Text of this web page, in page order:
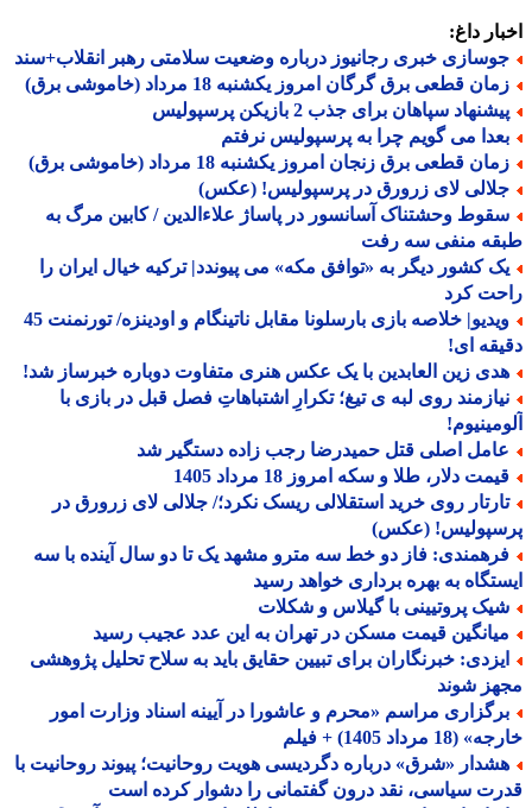
داغ:
خبری رجانیوز درباره وضعیت سلامتی رهبر انقلاب+سند
قطعی برق گرگان امروز یکشنبه 18 مرداد (خاموشی برق)
سپاهان برای جذب 2 بازیکن پرسپولیس
می گویم چرا به پرسپولیس نرفتم
قطعی برق زنجان امروز یکشنبه 18 مرداد (خاموشی برق)
لای زرورق در پرسپولیس! (عکس)
وحشتناک آسانسور در پاساژ علاءالدین / کابین مرگ به
منفی سه رفت
کشور دیگر به «توافق مکه» می پیوندد| ترکیه خیال ایران را
کرد
ویدیو| خلاصه بازی بارسلونا مقابل ناتینگام و اودینزه/ تورنمنت 45
ای!
زین العابدین با یک عکس هنری متفاوت دوباره خبرساز شد!
روی لبه ی تیغ؛ تکرارِ اشتباهاتِ فصل قبل در بازی با
اصلی قتل حمیدرضا رجب زاده دستگیر شد
دلار، طلا و سکه امروز 18 مرداد 1405
روی خرید استقلالی ریسک نکرد؛/ جلالی لای زرورق در
(عکس)
فاز دو خط سه مترو مشهد یک تا دو سال آینده با سه
به بهره برداری خواهد رسید
پروتیینی با گیلاس و شکلات
قیمت مسکن در تهران به این عدد عجیب رسید
خبرنگاران برای تبیین حقایق باید به سلاح تحلیل پژوهشی
شوند
مراسم «محرم و عاشورا در آیینه اسناد وزارت امور
مرداد 1405) + فیلم
«شرق» درباره دگردیسی هویت روحانیت؛ پیوند روحانیت با
سیاسی، نقد درون گفتمانی را دشوار کرده است